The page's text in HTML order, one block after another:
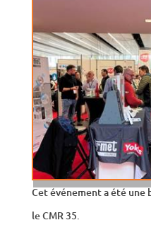
Cet événement a été une
le CMR 35.